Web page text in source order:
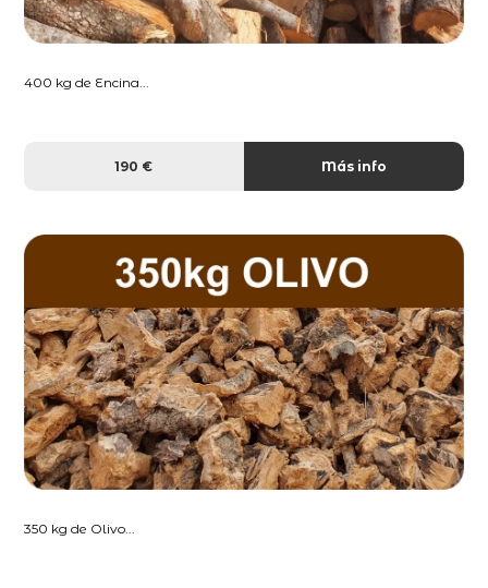
400 kg de Encina...
190 € Más info
350 kg de Olivo...